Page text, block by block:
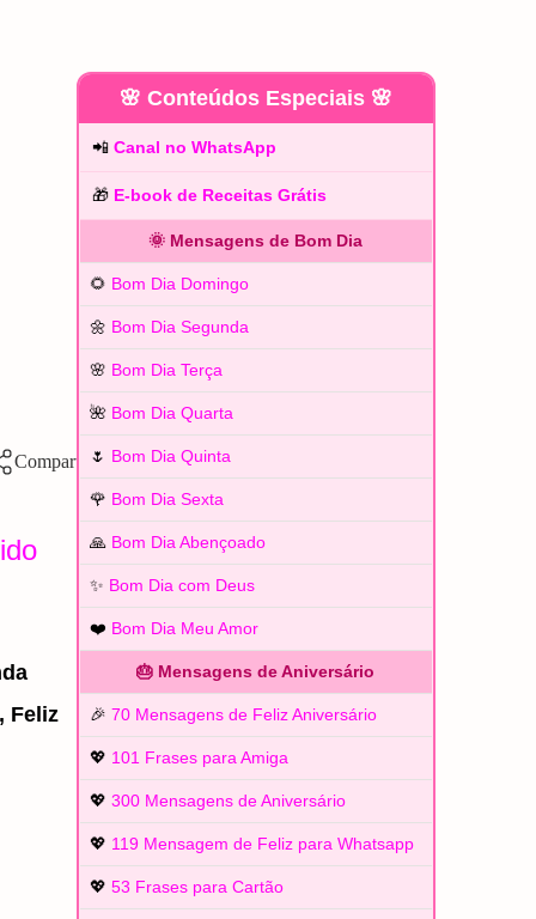
Feliz
🌸 Conteúdos Especiais 🌸
📲 Canal no WhatsApp
🎁 E-book de Receitas Grátis
🌞 Mensagens de Bom Dia
🌻 Bom Dia Domingo
🌼 Bom Dia Segunda
🌸 Bom Dia Terça
🌺 Bom Dia Quarta
🌷 Bom Dia Quinta
🌹 Bom Dia Sexta
🙏 Bom Dia Abençoado
✨ Bom Dia com Deus
❤️ Bom Dia Meu Amor
🎂 Mensagens de Aniversário
🎉 70 Mensagens de Feliz Aniversário
💖 101 Frases para Amiga
💖 300 Mensagens de Aniversário
💖 119 Mensagem de Feliz para Whatsapp
💖 53 Frases para Cartão